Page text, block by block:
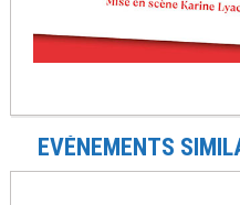
EVÉNEMENTS